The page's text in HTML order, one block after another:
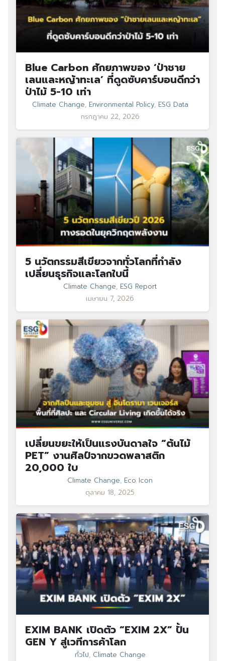
Blue Carbon ศักยภาพของ ‘ป่าชาย
เลนและหญ้าทะเล’ ที่ดูดซับคาร์บอนดีกว่า
ป่าไม้ 5-10 เท่า
Climate Change, Environmental Policy, ESG Data
กรกฎาคม 22, 2026
5 นวัตกรรมสีเขียวจากทั่วโลกที่กำลัง
เปลี่ยนธุรกิจและโลกใบนี้
Climate Change, ESG Report
เมษายน 7, 2026
เปลี่ยนขยะให้เป็นแรงบันดาลใจ “ต้นไม้
PET” งานศิลป์จากขวดพลาสติก
20,000 ใบ
Climate Change, Eco Icon
ตุลาคม 18, 2025
EXIM BANK เปิดตัว “EXIM 2X” ปั้น
GEN Y สู่เวทีการค้าโลก
ทั่วไป, Climate Change